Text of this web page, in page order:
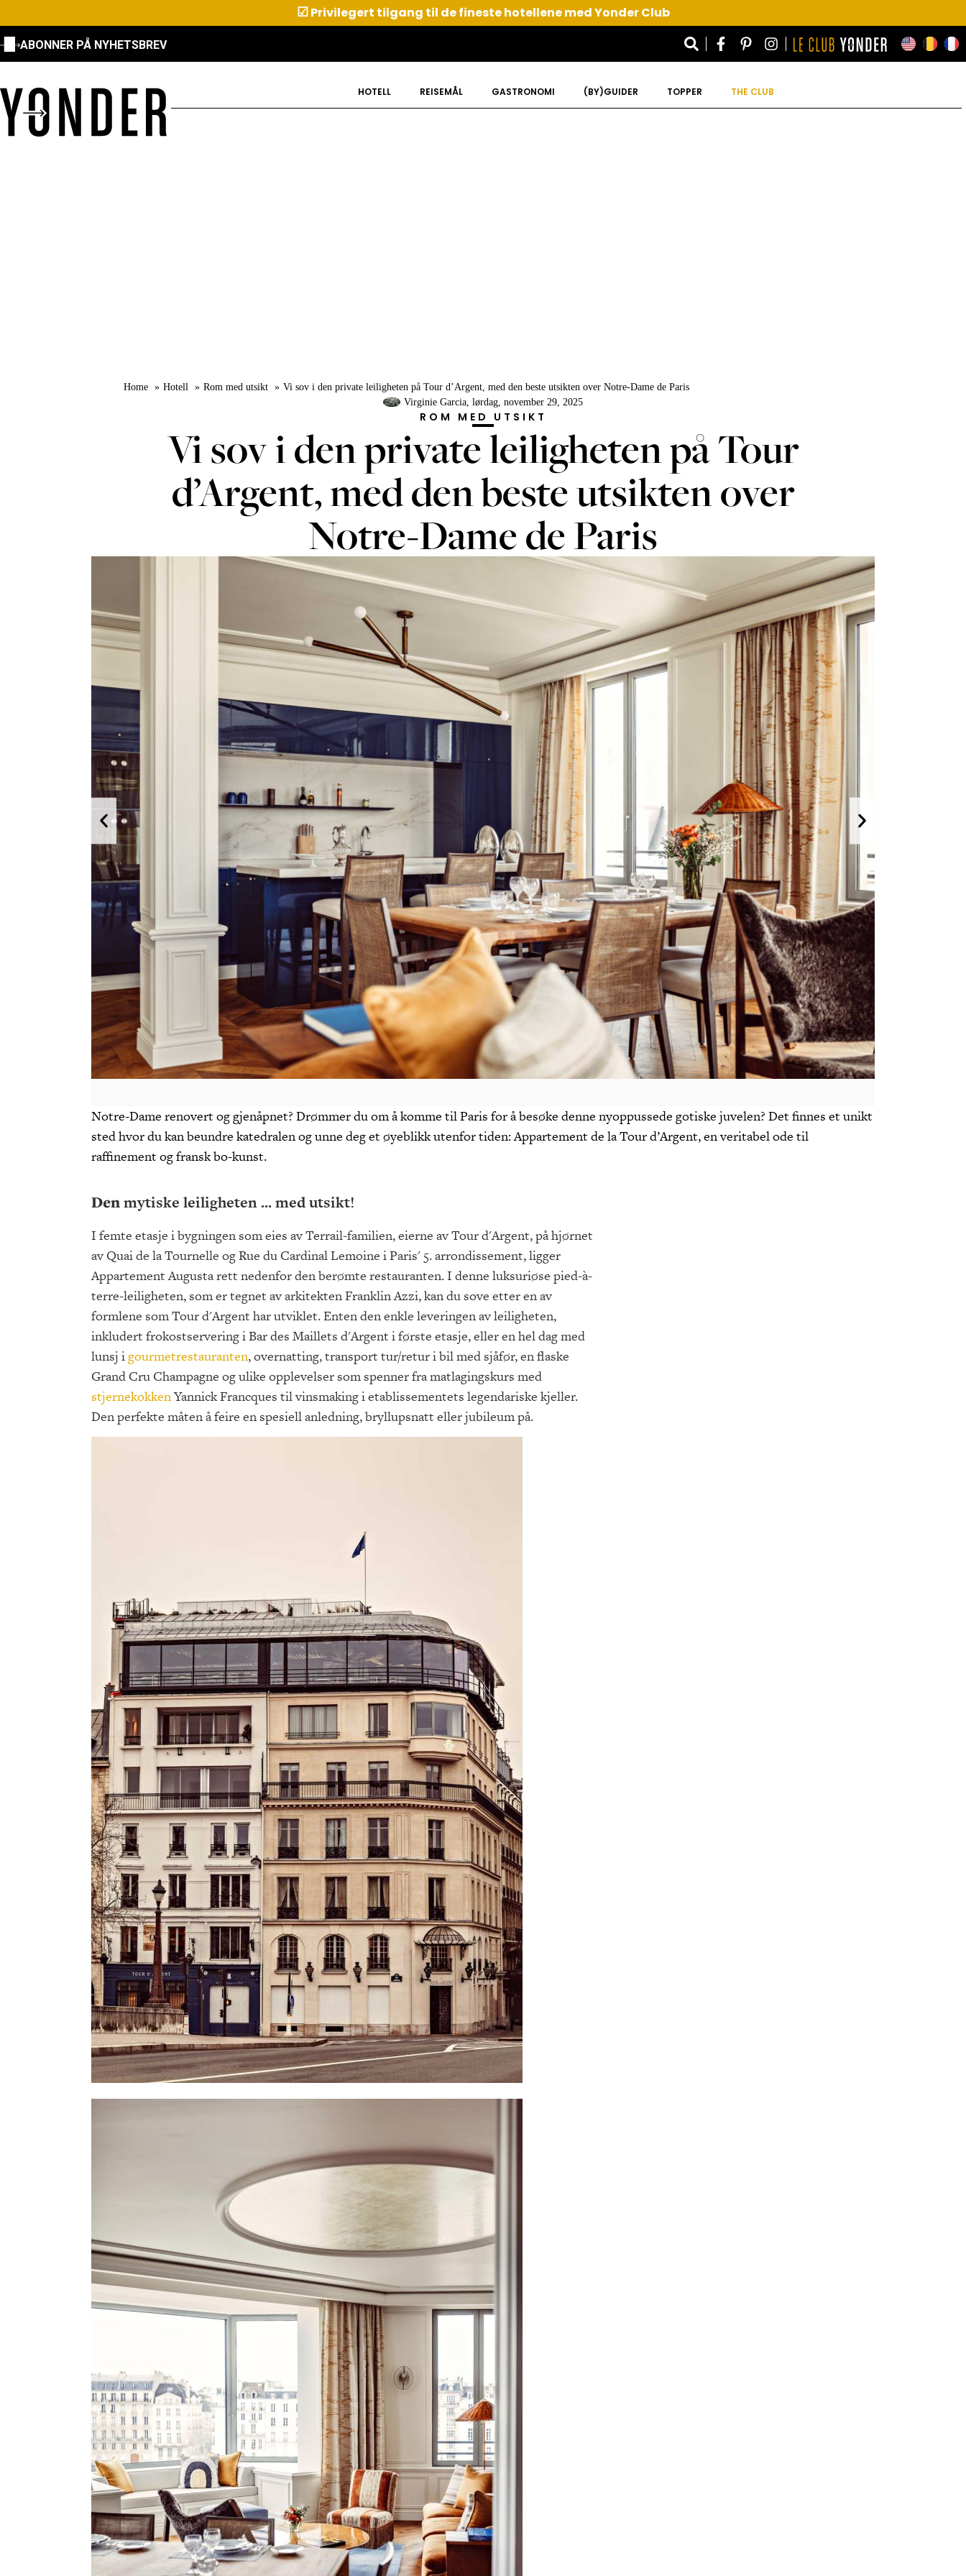
☑Privilegert tilgang til de fineste hotellene med Yonder Club
ABONNER PÅ NYHETSBREV
HOTELL REISEMÅL GASTRONOMI (BY)GUIDER TOPPER THE CLUB
Home Hotell Rom med utsikt
Vi sov i den private leiligheten på Tour d’Argent, med den beste utsikten over Notre-Dame de Paris
Virginie Garcia, lørdag, november 29, 2025
ROM MED UTSIKT
Vi sov i den private leiligheten på Tour
d’Argent, med den beste utsikten over
Notre-Dame de Paris
Notre-Dame renovert og gjenåpnet? Drømmer du om å komme til Paris for å besøke denne nyoppussede gotiske juvelen? Det finnes et unikt
sted hvor du kan beundre katedralen og unne deg et øyeblikk utenfor tiden: Appartement de la Tour d’Argent, en veritabel ode til
raffinement og fransk bo-kunst.
Denmytiske leiligheten ... med utsikt!
I femte etasje i bygningen som eies av Terrail-familien, eierne av Tour d'Argent, på hjørnet
av Quai de la Tournelle og Rue du Cardinal Lemoine i Paris' 5. arrondissement, ligger
Appartement Augusta rett nedenfor den berømte restauranten. I denne luksuriøse pied-à-
terre-leiligheten, som er tegnet av arkitekten Franklin Azzi, kan du sove etter en av
formlene som Tour d'Argent har utviklet. Enten den enkle leveringen av leiligheten,
inkludert frokostservering i Bar des Maillets d'Argent i første etasje, eller en hel dag med
lunsj igourmetrestauranten, overnatting, transport tur/retur i bil med sjåfør, en flaske
Grand Cru Champagne og ulike opplevelser som spenner fra matlagingskurs med
stjernekokkenYannick Francques til vinsmaking i etablissementets legendariske kjeller.
Den perfekte måten å feire en spesiell anledning, bryllupsnatt eller jubileum på.